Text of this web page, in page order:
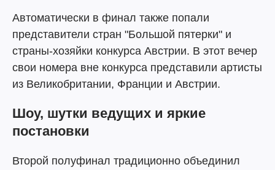
Автоматически в финал также попали
представители стран "Большой пятерки" и
страны-хозяйки конкурса Австрии. В этот вечер
свои номера вне конкурса представили артисты
из Великобритании, Франции и Австрии.
Шоу, шутки ведущих и яркие
постановки
Второй полуфинал традиционно объединил